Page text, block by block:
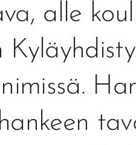
alle